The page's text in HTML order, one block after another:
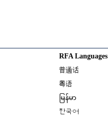
RFA Languages
普通话
粤语
မြန်မာ
한국어